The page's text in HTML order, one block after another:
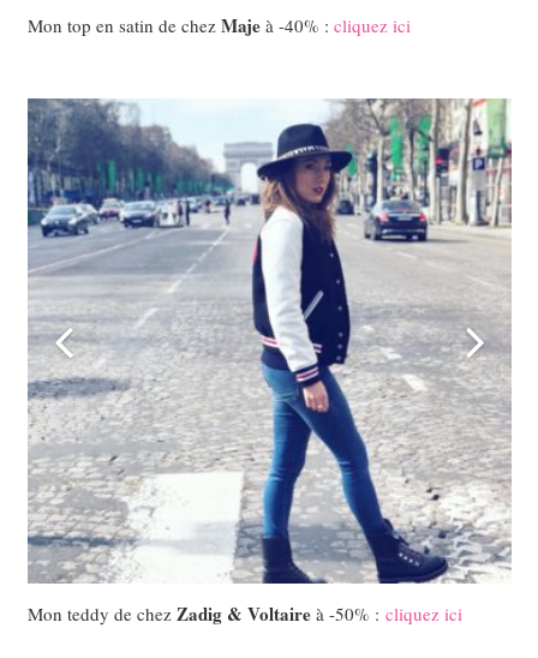
Mon top en satin de chez Majeà -40% : cliquez ici
Mon teddy de chez Zadig & Voltaireà -50% : cliquez ici